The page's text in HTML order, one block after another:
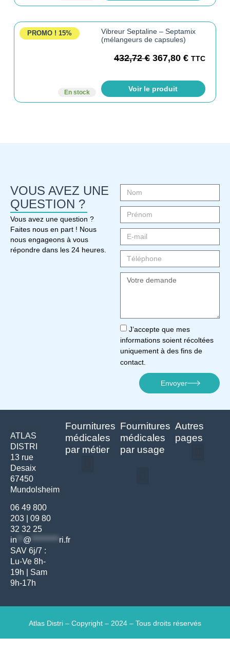
PROMO ! 15%
En stock
Vibreur Septaline – Septamix
(mélangeurs de capsules)
432,72€ 367,80€ TTC
Voir le produit
VOUS AVEZ UNE
QUESTION ?
Vous avez une question ?
Faites nous en part ! Nous
nous engageons à vous
répondre dans les 24 heures.
J’accepte que mes
informations soient récoltées
uniquement à des fins de
contact.
Envoyer
ATLAS
DISTRI
13 rue
Desaix
67450
Mundolsheim
06 49 800
203
09 80
32 32 25
in
@ ********* ri.fr
SAV 6j/7 :
Lu-Ve 8h-
19h | Sam
9h-17h
Fournitures
médicales
par métier
Fournitures
médicales
par usage
Autres
pages
Atlas Distri – Copyright – 2024 – Tous droits réservés